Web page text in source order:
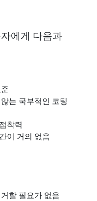
에게 다음과
는 국부적인 코팅
착력
이 거의 없음
할 필요가 없음